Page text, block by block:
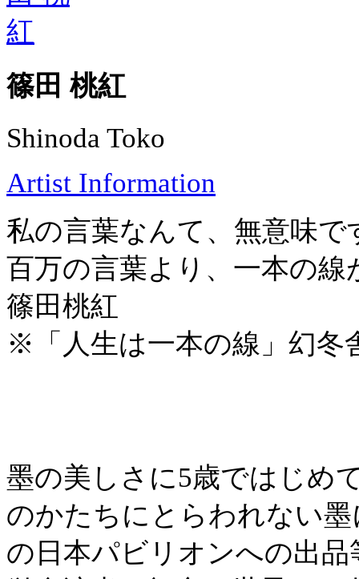
篠田 桃紅
Shinoda Toko
Artist Information
私の言葉なんて、無意味で
百万の言葉より、一本の
篠田桃紅
※「人生は一本の線」幻冬
墨の美しさに5歳ではじめ
のかたちにとらわれない
の日本パビリオンへの出